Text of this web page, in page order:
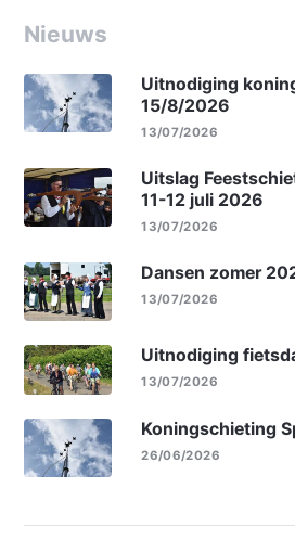
Nieuws
Uitnodiging
15/8/2026
13/07/2026
Uitslag
11-12 juli 2026
13/07/2026
Dansen zomer
13/07/2026
Uitnodiging
13/07/2026
Koningschieting
26/06/2026